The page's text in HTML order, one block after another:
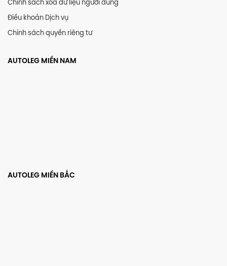
Chính sách xóa dữ liệu người dùng
Điều khoản Dịch vụ
Chính sách quyền riêng tư
AUTOLEG MIỀN NAM
AUTOLEG MIỀN BẮC